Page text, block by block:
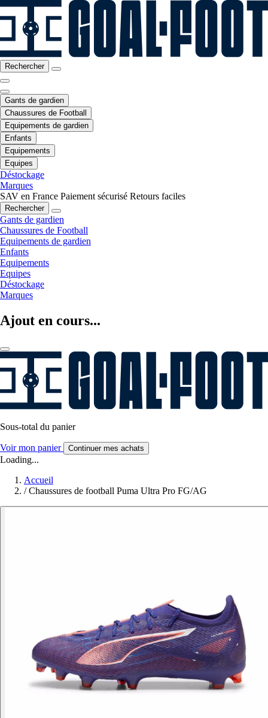
Rechercher
Gants de gardien
Chaussures de Football
Equipements de gardien
Enfants
Equipements
Equipes
Déstockage
Marques
SAV en France Paiement sécurisé Retours faciles
Rechercher
Gants de gardien
Chaussures de Football
Equipements de gardien
Enfants
Equipements
Equipes
Déstockage
Marques
Ajout en cours...
Sous-total du panier
Voir mon panier Continuer mes achats
Loading...
Accueil
/ Chaussures de football Puma Ultra Pro FG/AG